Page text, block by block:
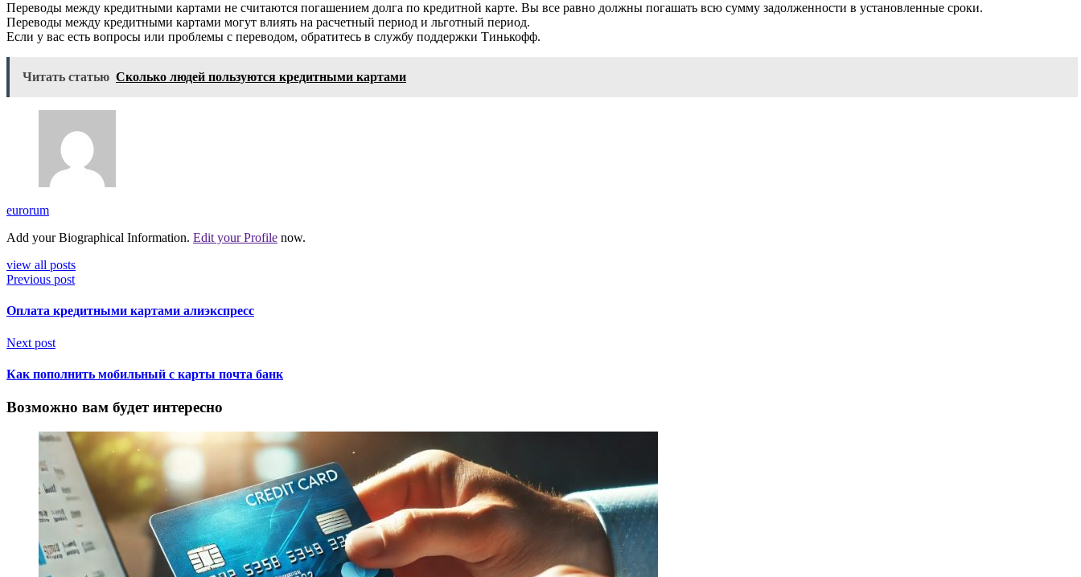
Переводы между кредитными картами не считаются погашением долга по кредитной карте. Вы все равно должны погашать всю сумму задолженности в установленные сроки.
Переводы между кредитными картами могут влиять на расчетный период и льготный период.
Если у вас есть вопросы или проблемы с переводом, обратитесь в службу поддержки Тинькофф.
Читать статью Сколько людей пользуются кредитными картами
eurorum
Add your Biographical Information. Edit your Profile now.
view all posts
Previous post
Оплата кредитными картами алиэкспресс
Next post
Как пополнить мобильный с карты почта банк
Возможно вам будет интересно